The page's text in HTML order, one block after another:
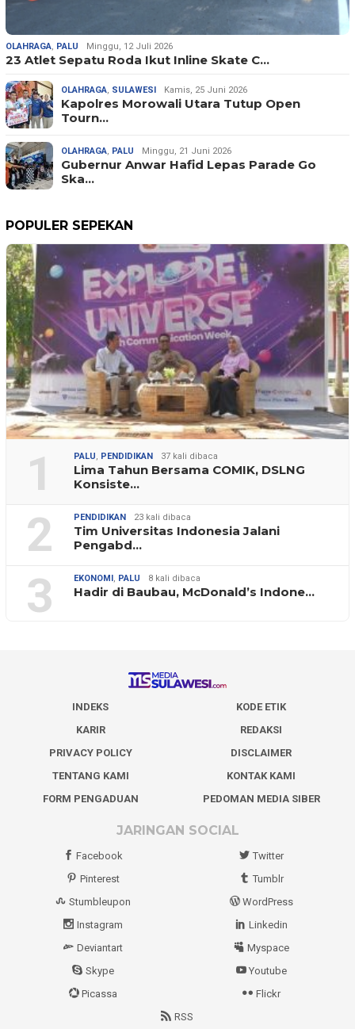
OLAHRAGA, PALU Minggu, 12 Juli 2026
23 Atlet Sepatu Roda Ikut Inline Skate C…
OLAHRAGA, SULAWESI Kamis, 25 Juni 2026
Kapolres Morowali Utara Tutup Open
Tourn…
OLAHRAGA, PALU Minggu, 21 Juni 2026
Gubernur Anwar Hafid Lepas Parade Go
Ska…
POPULER SEPEKAN
1 PALU, PENDIDIKAN 37 kali dibaca
Lima Tahun Bersama COMIK, DSLNG
Konsiste…
2 PENDIDIKAN 23 kali dibaca
Tim Universitas Indonesia Jalani
Pengabd…
3 EKONOMI, PALU 8 kali dibaca
Hadir di Baubau, McDonald’s Indone…
INDEKS
KODE ETIK
KARIR
REDAKSI
PRIVACY POLICY
DISCLAIMER
TENTANG KAMI
KONTAK KAMI
FORM PENGADUAN
PEDOMAN MEDIA SIBER
JARINGAN SOCIAL
Facebook
Twitter
Pinterest
Tumblr
Stumbleupon
WordPress
Instagram
Linkedin
Deviantart
Myspace
Skype
Youtube
Picassa
Flickr
RSS